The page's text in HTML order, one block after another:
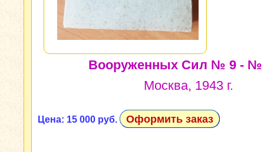
Вооруженных Сил № 9 - №
Москва, 1943 г.
Цена: 15 000 руб. Оформить заказ